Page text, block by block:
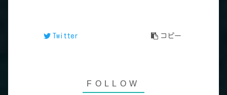
Twitter コピー